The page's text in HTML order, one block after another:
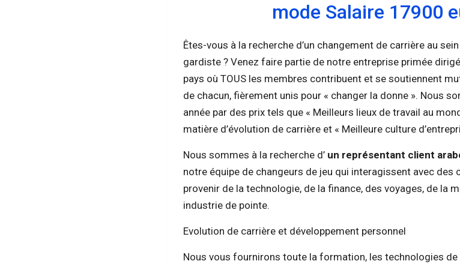
mode Salaire 17900
Êtes-vous à la recherche d’un changement de carrière au
gardiste ? Venez faire partie de notre entreprise primée
pays où TOUS les membres contribuent et se soutiennent
de chacun, fièrement unis pour « changer la donne ». Nous
année par des prix tels que « Meilleurs lieux de travail au
matière d’évolution de carrière et « Meilleure culture
Nous sommes à la recherche d’ un représentant client
notre équipe de changeurs de jeu qui interagissent avec
provenir de la technologie, de la finance, des voyages, de la
industrie de pointe.
Evolution de carrière et développement personnel
Nous vous fournirons toute la formation, les technologies